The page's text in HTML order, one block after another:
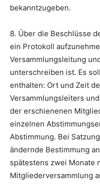
bekanntzugeben.
8. Über die Beschlüsse
ein Protokoll
Versammlungsleitung
unterschreiben ist. Es
enthalten: Ort und Zeit
Versammlungsleiters
der erschienenen
einzelnen
Abstimmung. Bei
ändernde Bestimmung
spätestens zwei Monate
Mitgliederversammlung